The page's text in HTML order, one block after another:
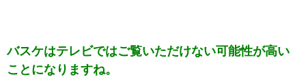
バスケはテレビではご覧いただけない可能性が高い
ことになりますね。